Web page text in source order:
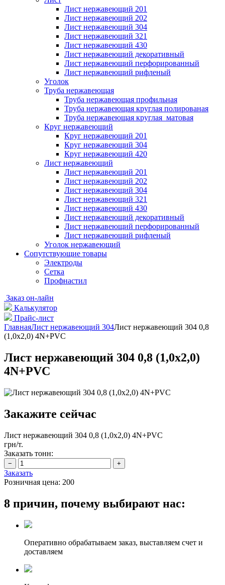
Лист нержавеющий 201
Лист нержавеющий 202
Лист нержавеющий 304
Лист нержавеющий 321
Лист нержавеющий 430
Лист нержавеющий декоративный
Лист нержавеющий перфорированный
Лист нержавеющий рифленый
Уголок
Труба нержавеющая
Труба нержавеющая профильная
Труба нержавеющая круглая полированая
Труба нержавеющая круглая матовая
Круг нержавеющий
Круг нержавеющий 201
Круг нержавеющий 304
Круг нержавеющий 420
Лист нержавеющий
Лист нержавеющий 201
Лист нержавеющий 202
Лист нержавеющий 304
Лист нержавеющий 321
Лист нержавеющий 430
Лист нержавеющий декоративный
Лист нержавеющий перфорированный
Лист нержавеющий рифленый
Уголок нержавеющий
Cопутствующие товары
Электроды
Сетка
Профнастил
Заказ он-лайн
Калькулятор
Прайс-лист
ГлавнаяЛист нержавеющий 304Лист нержавеющий 304 0,8
(1,0х2,0) 4N+PVC
Лист нержавеющий 304 0,8 (1,0х2,0)
4N+PVC
Закажите сейчас
Лист нержавеющий 304 0,8 (1,0х2,0) 4N+PVC
грн/т.
Заказать тонн:
Заказать
Розничная цена: 200
8 причин, почему выбирают нас:
Оперативно обрабатываем заказ, выставляем счет и
доставляем